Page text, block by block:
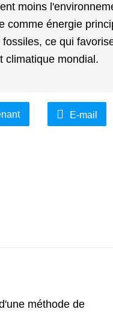
moins
comme énergie
ce qui
climatique mondial.
E-mail
méthode de